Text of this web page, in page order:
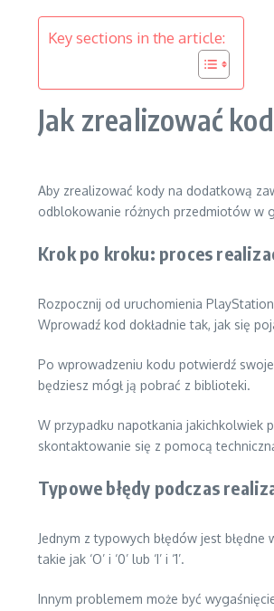
Key sections in the article:
Jak zrealizować
Aby zrealizować kody na dodatkową
odblokowanie różnych przedmiotów w
Krok po kroku: proces
Rozpocznij od uruchomienia
Wprowadź kod dokładnie tak, jak się
Po wprowadzeniu kodu potwierdź
będziesz mógł ją pobrać z biblioteki.
W przypadku napotkania jakichkolwiek
skontaktowanie się z pomocą
Typowe błędy podczas
Jednym z typowych błędów jest
takie jak ‘O’ i ‘0’ lub ‘I’ i ‘1’.
Innym problemem może być